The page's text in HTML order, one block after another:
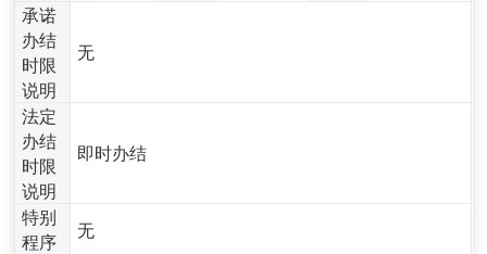
承诺
办结
时限
说明
无
法定
办结
时限
说明
即时办结
特别
程序
无